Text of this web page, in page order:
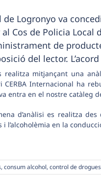
de Logronyo va
Cos de Policia Local
de
del lector.
realitza mitjançant una
CERBA Internacional ha
entra en el nostre catàleg
d’anàlisi es realitza
l’alcoholèmia en la
, consum alcohol, control de drogues